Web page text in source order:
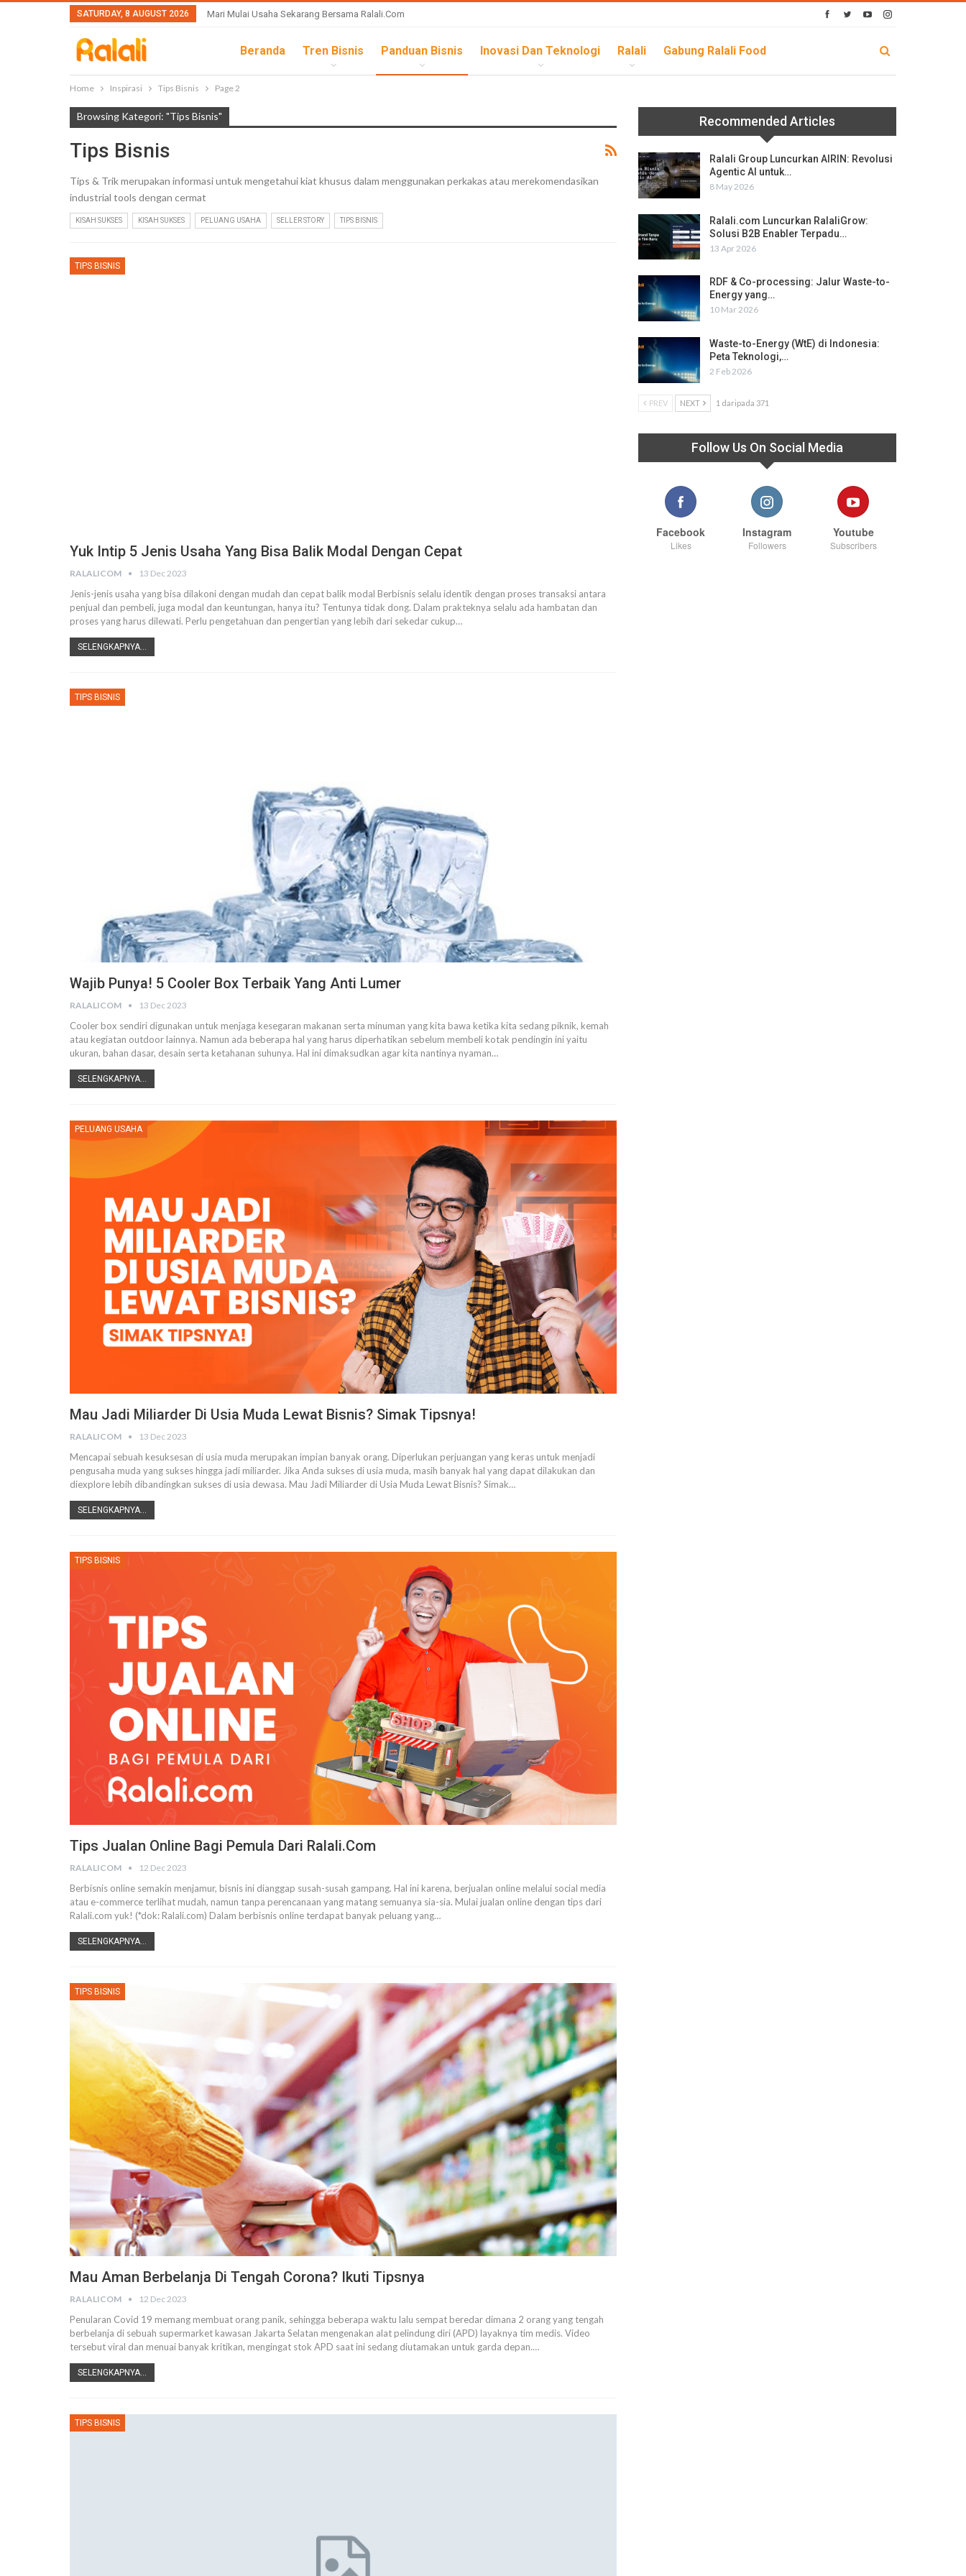
SATURDAY, 8 AUGUST 2026 Mari Mulai Usaha Sekarang Bersama Ralali.com
Beranda Tren Bisnis Panduan Bisnis Inovasi Dan Teknologi Ralali Gabung Ralali Food
Home Inspirasi Tips Bisnis Page 2
Browsing Kategori: "Tips Bisnis"
Tips Bisnis
Tips & Trik merupakan informasi untuk mengetahui kiat khusus dalam menggunakan perkakas atau merekomendasikan
industrial tools dengan cermat
KISAH SUKSES KISAH SUKSES PELUANG USAHA SELLER STORY TIPS BISNIS
TIPS BISNIS
Yuk Intip 5 Jenis Usaha Yang Bisa Balik Modal Dengan Cepat
RALALICOM 13 Dec 2023
Jenis-jenis usaha yang bisa dilakoni dengan mudah dan cepat balik modal Berbisnis selalu identik dengan proses transaksi antara
penjual dan pembeli, juga modal dan keuntungan, hanya itu? Tentunya tidak dong. Dalam prakteknya selalu ada hambatan dan
proses yang harus dilewati. Perlu pengetahuan dan pengertian yang lebih dari sekedar cukup…
SELENGKAPNYA...
TIPS BISNIS
Wajib Punya! 5 Cooler Box Terbaik Yang Anti Lumer
RALALICOM 13 Dec 2023
Cooler box sendiri digunakan untuk menjaga kesegaran makanan serta minuman yang kita bawa ketika kita sedang piknik, kemah
atau kegiatan outdoor lainnya. Namun ada beberapa hal yang harus diperhatikan sebelum membeli kotak pendingin ini yaitu
ukuran, bahan dasar, desain serta ketahanan suhunya. Hal ini dimaksudkan agar kita nantinya nyaman…
SELENGKAPNYA...
PELUANG USAHA
Mau Jadi Miliarder Di Usia Muda Lewat Bisnis? Simak Tipsnya!
RALALICOM 13 Dec 2023
Mencapai sebuah kesuksesan di usia muda merupakan impian banyak orang. Diperlukan perjuangan yang keras untuk menjadi
pengusaha muda yang sukses hingga jadi miliarder. Jika Anda sukses di usia muda, masih banyak hal yang dapat dilakukan dan
diexplore lebih dibandingkan sukses di usia dewasa. Mau Jadi Miliarder di Usia Muda Lewat Bisnis? Simak…
SELENGKAPNYA...
TIPS BISNIS
Tips Jualan Online Bagi Pemula Dari Ralali.com
RALALICOM 12 Dec 2023
Berbisnis online semakin menjamur, bisnis ini dianggap susah-susah gampang. Hal ini karena, berjualan online melalui social media
atau e-commerce terlihat mudah, namun tanpa perencanaan yang matang semuanya sia-sia. Mulai jualan online dengan tips dari
Ralali.com yuk! (*dok: Ralali.com) Dalam berbisnis online terdapat banyak peluang yang…
SELENGKAPNYA...
TIPS BISNIS
Mau Aman Berbelanja Di Tengah Corona? Ikuti Tipsnya
RALALICOM 12 Dec 2023
Penularan Covid 19 memang membuat orang panik, sehingga beberapa waktu lalu sempat beredar dimana 2 orang yang tengah
berbelanja di sebuah supermarket kawasan Jakarta Selatan mengenakan alat pelindung diri (APD) layaknya tim medis. Video
tersebut viral dan menuai banyak kritikan, mengingat stok APD saat ini sedang diutamakan untuk garda depan.…
SELENGKAPNYA...
TIPS BISNIS
Recommended Articles
Ralali Group Luncurkan AIRIN: Revolusi
Agentic AI untuk…
8 May 2026
Ralali.com Luncurkan RalaliGrow:
Solusi B2B Enabler Terpadu…
13 Apr 2026
RDF & Co-processing: Jalur Waste-to-
Energy yang…
10 Mar 2026
Waste-to-Energy (WtE) di Indonesia:
Peta Teknologi,…
2 Feb 2026
PREV NEXT 1 daripada 371
Follow Us On Social Media
Facebook
Likes
Instagram
Followers
Youtube
Subscribers